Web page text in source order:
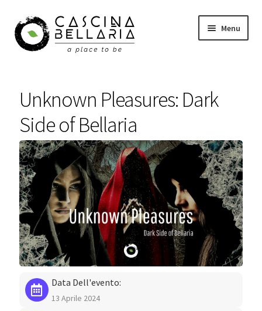
Vai
alla
navigazione
Vai
al
contenuto
Menu
Eventi
Corsi
Wellness
Carrello
Il mio account
Unknown Pleasures: Dark
Side of Bellaria
Data Dell'evento:
13 Aprile 2024